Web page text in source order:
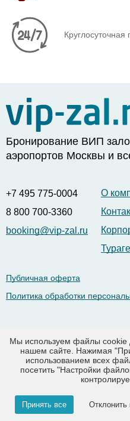
Мы используем файлы cookie
нашем сайте. Нажимая
использованием всех
посетить "Настройки
Принять все Отклонить
Бронирование ВИП
аэропортов Москвы и
+7 495 775-0004
8 800 700-3360
booking@vip-zal.ru
О
Публичная оферта
Политика обработки
Рус |Eng
© 2003-2026 vip-zal.ru.
Заказ и бронирование Вип-
Петербурга, СНГ и зарубежья.